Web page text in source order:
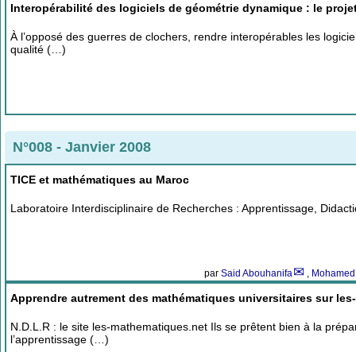
Interopérabilité des logiciels de géométrie dynamique : le
À l’opposé des guerres de clochers, rendre interopérables les
qualité (…)
N°008 - Janvier 2008
TICE et mathématiques au Maroc
Laboratoire Interdisciplinaire de Recherches : Apprentissage,
par Said Abouhanifa
Apprendre autrement des mathématiques universitaires sur
N.D.L.R : le site les-mathematiques.net Ils se prêtent bien à la
l’apprentissage (…)